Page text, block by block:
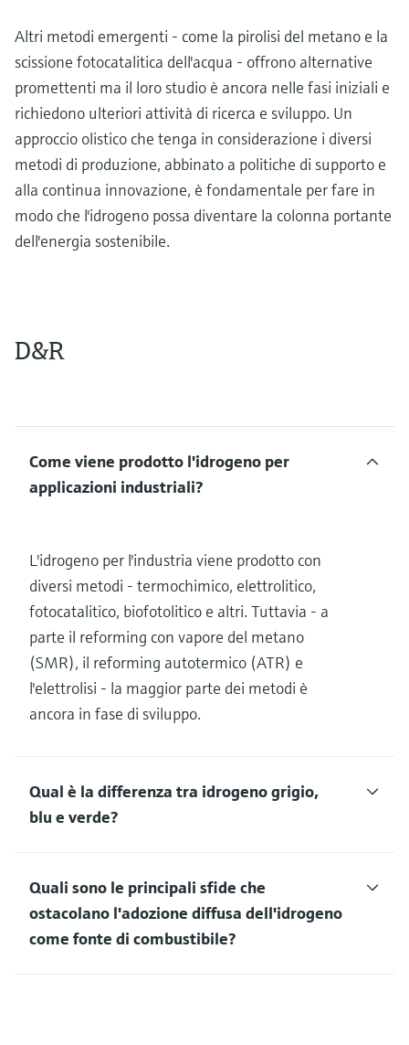
Altri metodi emergenti - come la pirolisi del metano e la
scissione fotocatalitica dell'acqua - offrono alternative
promettenti ma il loro studio è ancora nelle fasi iniziali e
richiedono ulteriori attività di ricerca e sviluppo. Un
approccio olistico che tenga in considerazione i diversi
metodi di produzione, abbinato a politiche di supporto e
alla continua innovazione, è fondamentale per fare in
modo che l'idrogeno possa diventare la colonna portante
dell'energia sostenibile.
D&R
Come viene prodotto l'idrogeno per
applicazioni industriali?
L'idrogeno per l'industria viene prodotto con
diversi metodi - termochimico, elettrolitico,
fotocatalitico, biofotolitico e altri. Tuttavia - a
parte il reforming con vapore del metano
(SMR), il reforming autotermico (ATR) e
l'elettrolisi - la maggior parte dei metodi è
ancora in fase di sviluppo.
Qual è la differenza tra idrogeno grigio,
blu e verde?
Quali sono le principali sfide che
ostacolano l'adozione diffusa dell'idrogeno
come fonte di combustibile?